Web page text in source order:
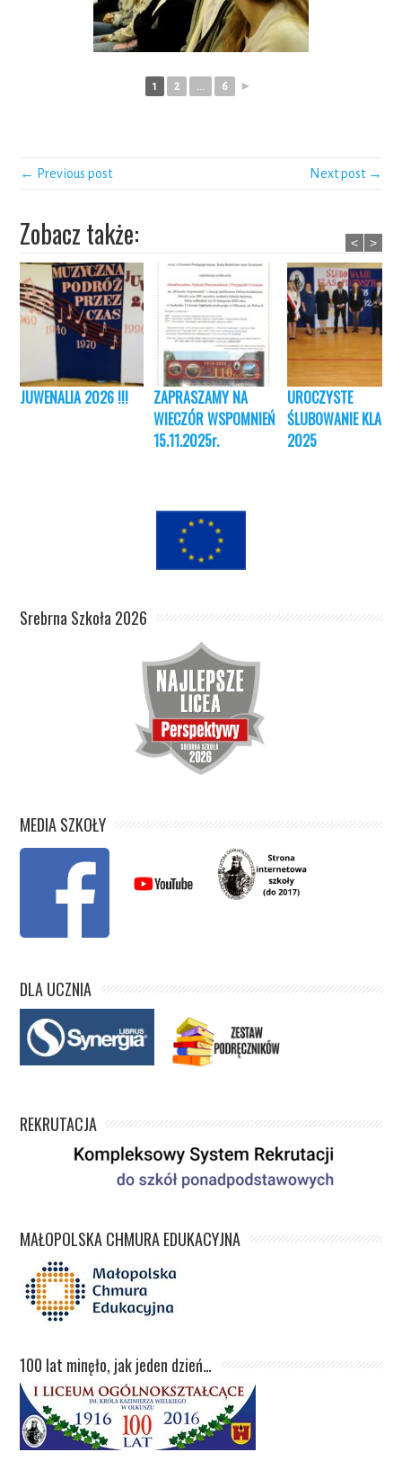
1 2 6 ►
← Previous post Next post →
Zobacz także:
JUWENALIA 2026 !!!
ZAPRASZAMY NA
WIECZÓR WSPOMNIEŃ
15.11.2025r.
UROCZYSTE
ŚLUBOWANIE KLAS I
2025
< >
Srebrna Szkoła 2026
MEDIA SZKOŁY
DLA UCZNIA
REKRUTACJA
MAŁOPOLSKA CHMURA EDUKACYJNA
100 lat minęło, jak jeden dzień…